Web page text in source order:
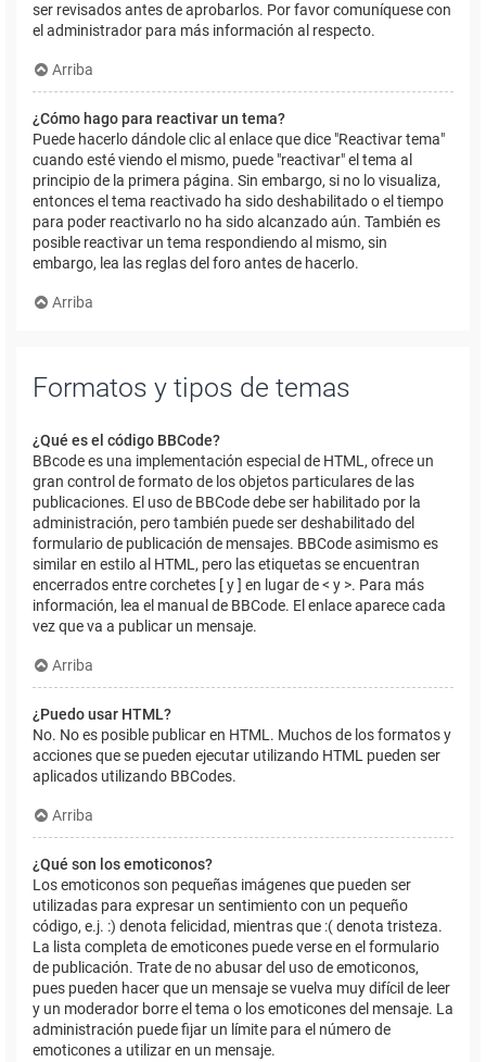
ser revisados antes de aprobarlos. Por favor comuníquese con
el administrador para más información al respecto.
Arriba
¿Cómo hago para reactivar un tema?
Puede hacerlo dándole clic al enlace que dice "Reactivar tema"
cuando esté viendo el mismo, puede "reactivar" el tema al
principio de la primera página. Sin embargo, si no lo visualiza,
entonces el tema reactivado ha sido deshabilitado o el tiempo
para poder reactivarlo no ha sido alcanzado aún. También es
posible reactivar un tema respondiendo al mismo, sin
embargo, lea las reglas del foro antes de hacerlo.
Arriba
Formatos y tipos de temas
¿Qué es el código BBCode?
BBcode es una implementación especial de HTML, ofrece un
gran control de formato de los objetos particulares de las
publicaciones. El uso de BBCode debe ser habilitado por la
administración, pero también puede ser deshabilitado del
formulario de publicación de mensajes. BBCode asimismo es
similar en estilo al HTML, pero las etiquetas se encuentran
encerrados entre corchetes [ y ] en lugar de < y >. Para más
información, lea el manual de BBCode. El enlace aparece cada
vez que va a publicar un mensaje.
Arriba
¿Puedo usar HTML?
No. No es posible publicar en HTML. Muchos de los formatos y
acciones que se pueden ejecutar utilizando HTML pueden ser
aplicados utilizando BBCodes.
Arriba
¿Qué son los emoticonos?
Los emoticonos son pequeñas imágenes que pueden ser
utilizadas para expresar un sentimiento con un pequeño
código, e.j. :) denota felicidad, mientras que :( denota tristeza.
La lista completa de emoticones puede verse en el formulario
de publicación. Trate de no abusar del uso de emoticonos,
pues pueden hacer que un mensaje se vuelva muy difícil de leer
y un moderador borre el tema o los emoticones del mensaje. La
administración puede fijar un límite para el número de
emoticones a utilizar en un mensaje.